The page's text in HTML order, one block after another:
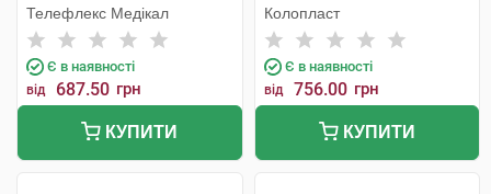
Телефлекс Медікал
Є в наявності
від 687.50 грн
КУПИТИ
50 см, 750 мл 10 шт
Колопласт
Є в наявності
від 756.00 грн
КУПИТИ